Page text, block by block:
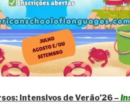
Intensivos de Verão’26–